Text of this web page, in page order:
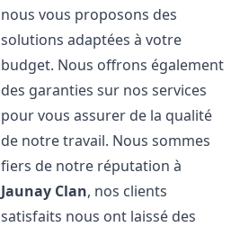
nous vous proposons des
solutions adaptées à votre
budget. Nous offrons également
des garanties sur nos services
pour vous assurer de la qualité
de notre travail. Nous sommes
fiers de notre réputation à
Jaunay Clan, nos clients
satisfaits nous ont laissé des